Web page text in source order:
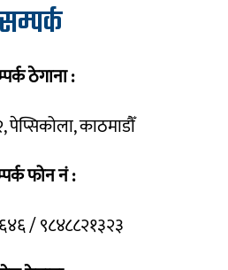
ठेगाना :
पेप्सिकोला, काठमाडौँ
फोन नं :
/ ९८४८८२१३२३